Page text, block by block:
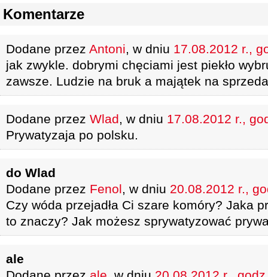
Komentarze
Dodane przez Antoni, w dniu 17.08.2012 r.,
jak zwykle. dobrymi chęciami jest piekło
zawsze. Ludzie na bruk a majątek na
Dodane przez Wlad, w dniu 17.08.2012 r.,
Prywatyzaja po polsku.
do Wlad
Dodane przez Fenol, w dniu 20.08.2012 r.,
Czy wóda przejadła Ci szare komóry? Jaka
to znaczy? Jak możesz sprywatyzować
ale